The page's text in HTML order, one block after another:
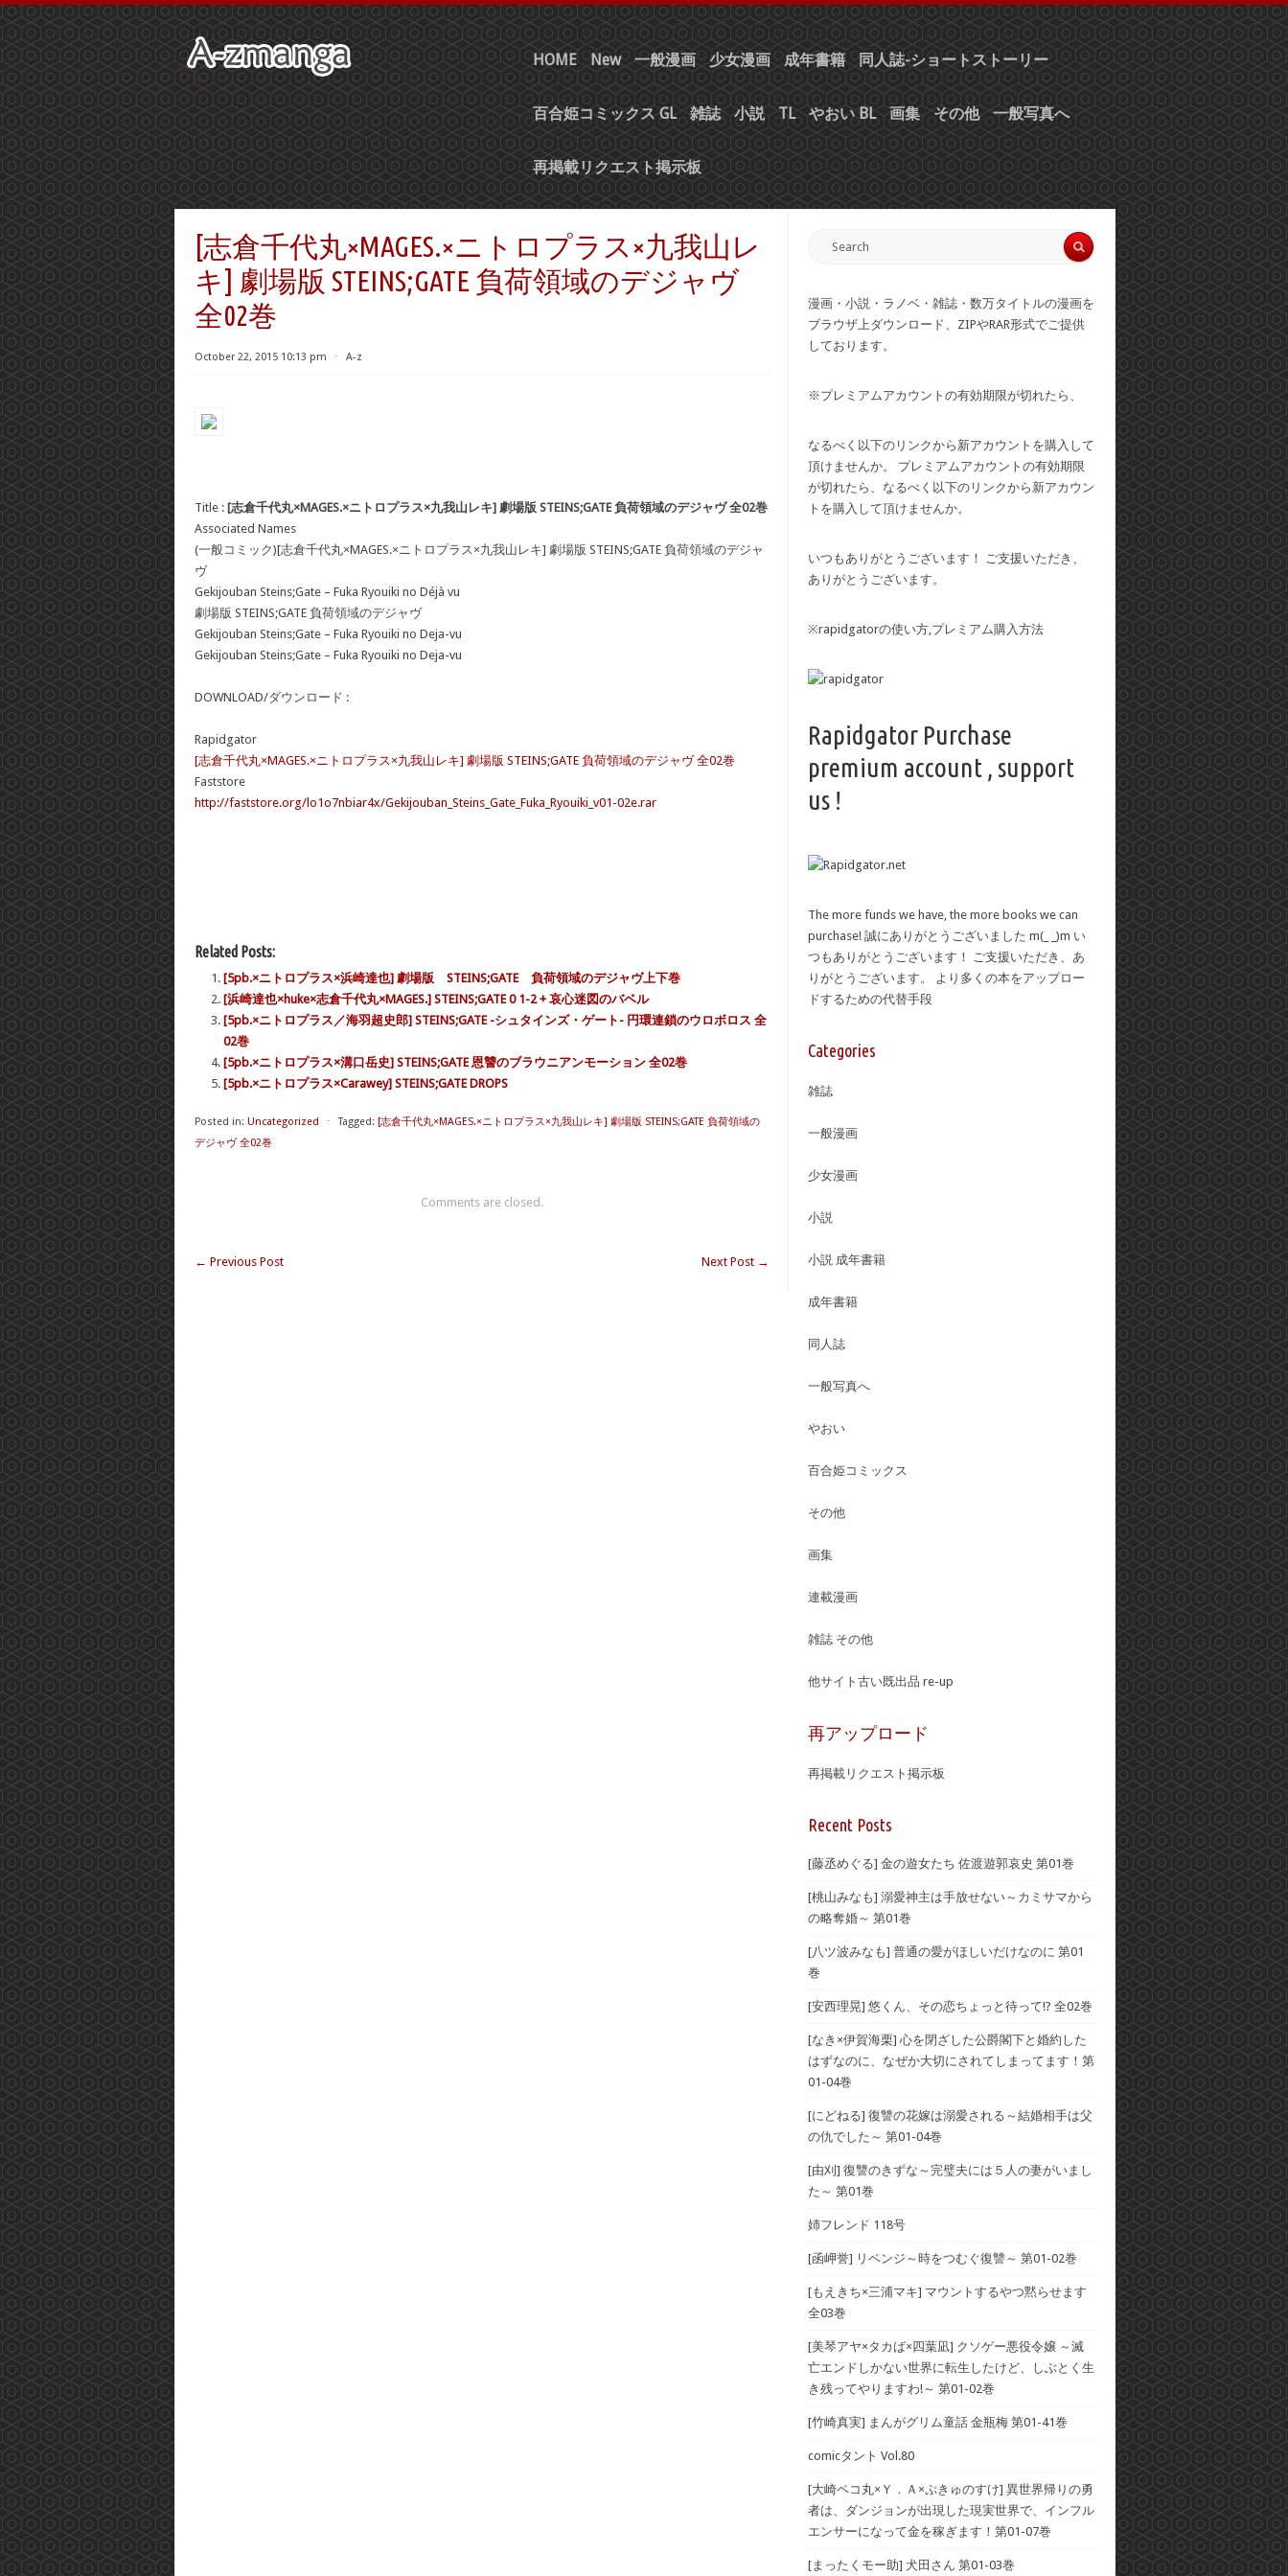
HOME New 一般漫画 少女漫画 成年書籍 同人誌-ショートストーリー
百合姫コミックス GL 雑誌 小説 TL やおい BL 画集 その他 一般写真へ
再掲載リクエスト掲示板
[志倉千代丸×MAGES.×ニトロプラス×九我山レ
キ] 劇場版 STEINS;GATE 負荷領域のデジャヴ
全02巻
October 22, 2015 10:13 pm ⋅ A-z
Title : [志倉千代丸×MAGES.×ニトロプラス×九我山レキ] 劇場版 STEINS;GATE 負荷領域のデジャヴ 全02巻
Associated Names
(一般コミック)[志倉千代丸×MAGES.×ニトロプラス×九我山レキ] 劇場版 STEINS;GATE 負荷領域のデジャ
ヴ
Gekijouban Steins;Gate – Fuka Ryouiki no Déjà vu
劇場版 STEINS;GATE 負荷領域のデジャヴ
Gekijouban Steins;Gate – Fuka Ryouiki no Deja-vu
Gekijouban Steins;Gate – Fuka Ryouiki no Deja-vu
DOWNLOAD/ダウンロード :
Rapidgator
[志倉千代丸×MAGES.×ニトロプラス×九我山レキ] 劇場版 STEINS;GATE 負荷領域のデジャヴ 全02巻
Faststore
http://faststore.org/lo1o7nbiar4x/Gekijouban_Steins_Gate_Fuka_Ryouiki_v01-02e.rar
Related Posts:
[5pb.×ニトロプラス×浜崎達也] 劇場版 STEINS;GATE 負荷領域のデジャヴ上下巻
[浜崎達也×huke×志倉千代丸×MAGES.] STEINS;GATE 0 1-2 + 哀心迷図のバベル
[5pb.×ニトロプラス／海羽超史郎] STEINS;GATE -シュタインズ・ゲート- 円環連鎖のウロボロス 全
02巻
[5pb.×ニトロプラス×溝口岳史] STEINS;GATE 恩讐のブラウニアンモーション 全02巻
[5pb.×ニトロプラス×Carawey] STEINS;GATE DROPS
Posted in: Uncategorized ⋅ Tagged: [志倉千代丸×MAGES.×ニトロプラス×九我山レキ] 劇場版 STEINS;GATE 負荷領域の
デジャヴ 全02巻
Comments are closed.
← Previous Post Next Post →
漫画・小説・ラノベ・雑誌・数万タイトルの漫画を
ブラウザ上ダウンロード、ZIPやRAR形式でご提供
しております。
※プレミアムアカウントの有効期限が切れたら、
なるべく以下のリンクから新アカウントを購入して
頂けませんか。 プレミアムアカウントの有効期限
が切れたら、なるべく以下のリンクから新アカウン
トを購入して頂けませんか。
いつもありがとうございます！ ご支援いただき、
ありがとうございます。
※rapidgatorの使い方,プレミアム購入方法
Rapidgator Purchase
premium account , support
us !
The more funds we have, the more books we can
purchase! 誠にありがとうございました m(_ _)m い
つもありがとうございます！ ご支援いただき、あ
りがとうございます。 より多くの本をアップロー
ドするための代替手段
Categories
雑誌
一般漫画
少女漫画
小説
小説 成年書籍
成年書籍
同人誌
一般写真へ
やおい
百合姫コミックス
その他
画集
連載漫画
雑誌 その他
他サイト古い既出品 re-up
再アップロード
再掲載リクエスト掲示板
Recent Posts
[藤丞めぐる] 金の遊女たち 佐渡遊郭哀史 第01巻
[桃山みなも] 溺愛神主は手放せない～カミサマから
の略奪婚～ 第01巻
[八ツ波みなも] 普通の愛がほしいだけなのに 第01
巻
[安西理晃] 悠くん、その恋ちょっと待って!? 全02巻
[なき×伊賀海栗] 心を閉ざした公爵閣下と婚約した
はずなのに、なぜか大切にされてしまってます！第
01-04巻
[にどねる] 復讐の花嫁は溺愛される～結婚相手は父
の仇でした～ 第01-04巻
[由刈] 復讐のきずな～完璧夫には５人の妻がいまし
た～ 第01巻
姉フレンド 118号
[函岬誉] リベンジ～時をつむぐ復讐～ 第01-02巻
[もえきち×三浦マキ] マウントするやつ黙らせます
全03巻
[美琴アヤ×タカば×四葉凪] クソゲー悪役令嬢 ～滅
亡エンドしかない世界に転生したけど、しぶとく生
き残ってやりますわ!～ 第01-02巻
[竹崎真実] まんがグリム童話 金瓶梅 第01-41巻
comicタント Vol.80
[大崎ペコ丸×Ｙ．Ａ×ぷきゅのすけ] 異世界帰りの勇
者は、ダンジョンが出現した現実世界で、インフル
エンサーになって金を稼ぎます！第01-07巻
[まったくモー助] 犬田さん 第01-03巻